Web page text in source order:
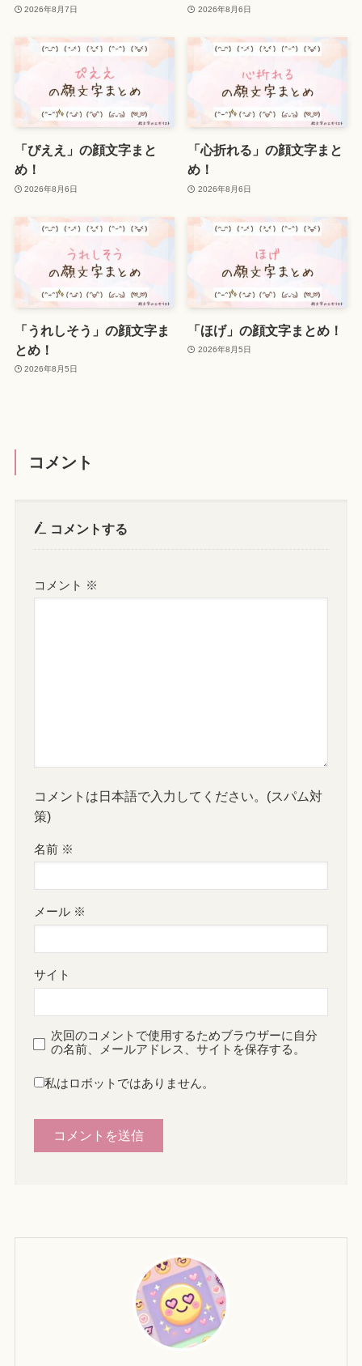
2026年8月7日 2026年8月6日
「ぴええ」の顔文字まと
め！
2026年8月6日
「心折れる」の顔文字まと
め！
2026年8月6日
「うれしそう」の顔文字ま
とめ！
2026年8月5日
「ほげ」の顔文字まとめ！
2026年8月5日
コメント
コメントする
コメント ※
コメントは日本語で入力してください。(スパム対
策)
名前 ※
メール ※
サイト
次回のコメントで使用するためブラウザーに自分
の名前、メールアドレス、サイトを保存する。
私はロボットではありません。